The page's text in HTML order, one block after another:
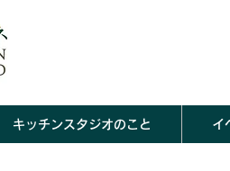
キッチンスタジオのこと イ